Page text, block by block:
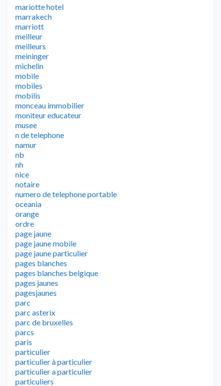
mariotte hotel
marrakech
marriott
meilleur
meilleurs
meininger
michelin
mobile
mobiles
mobilis
monceau immobilier
moniteur educateur
musee
n de telephone
namur
nb
nh
nice
notaire
numero de telephone portable
oceania
orange
ordre
page jaune
page jaune mobile
page jaune particulier
pages blanches
pages blanches belgique
pages jaunes
pagesjaunes
parc
parc asterix
parc de bruxelles
parcs
paris
particulier
particulier à particulier
particulier a particulier
particuliers